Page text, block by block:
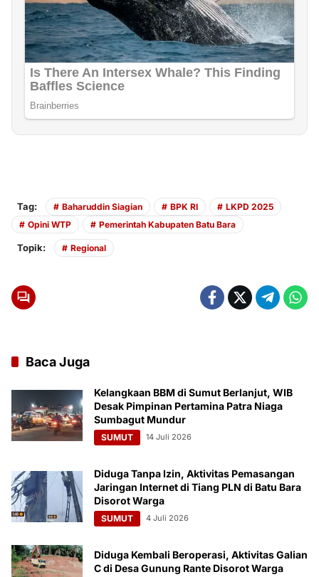
Tag: Baharuddin Siagian BPK RI
LKPD 2025
Opini WTP
Pemerintah Kabupaten Batu Bara
Topik: Regional
Baca Juga
Kelangkaan BBM di Sumut Berlanjut, WIB
Desak Pimpinan Pertamina Patra Niaga
Sumbagut Mundur
SUMUT 14 Juli 2026
Diduga Tanpa Izin, Aktivitas Pemasangan
Jaringan Internet di Tiang PLN di Batu Bara
Disorot Warga
SUMUT 4 Juli 2026
Diduga Kembali Beroperasi, Aktivitas Galian
C di Desa Gunung Rante Disorot Warga